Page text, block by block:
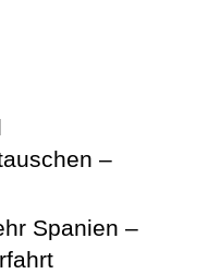
–
Spanien –